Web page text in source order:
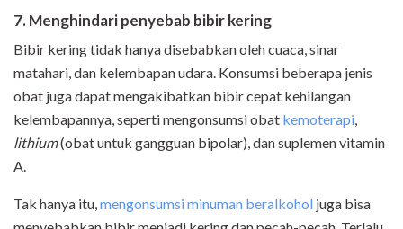
7. Menghindari penyebab bibir kering
Bibir kering tidak hanya disebabkan oleh cuaca, sinar
matahari, dan kelembapan udara. Konsumsi beberapa jenis
obat juga dapat mengakibatkan bibir cepat kehilangan
kelembapannya, seperti mengonsumsi obat kemoterapi,
lithium(obat untuk gangguan bipolar), dan suplemen vitamin
A.
Tak hanya itu,mengonsumsi minuman beralkohol juga bisa